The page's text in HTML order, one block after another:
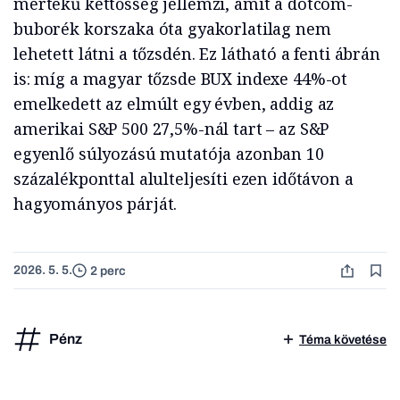
buborék korszaka óta gyakorlatilag nem
lehetett látni a tőzsdén. Ez látható a fenti ábrán
is: míg a magyar tőzsde BUX indexe 44%-ot
emelkedett az elmúlt egy évben, addig az
amerikai S&P 500 27,5%-nál tart – az S&P
egyenlő súlyozású mutatója azonban 10
százalékponttal alulteljesíti ezen időtávon a
hagyományos párját.
2026. 5. 5. 2 perc
Pénz Téma követése